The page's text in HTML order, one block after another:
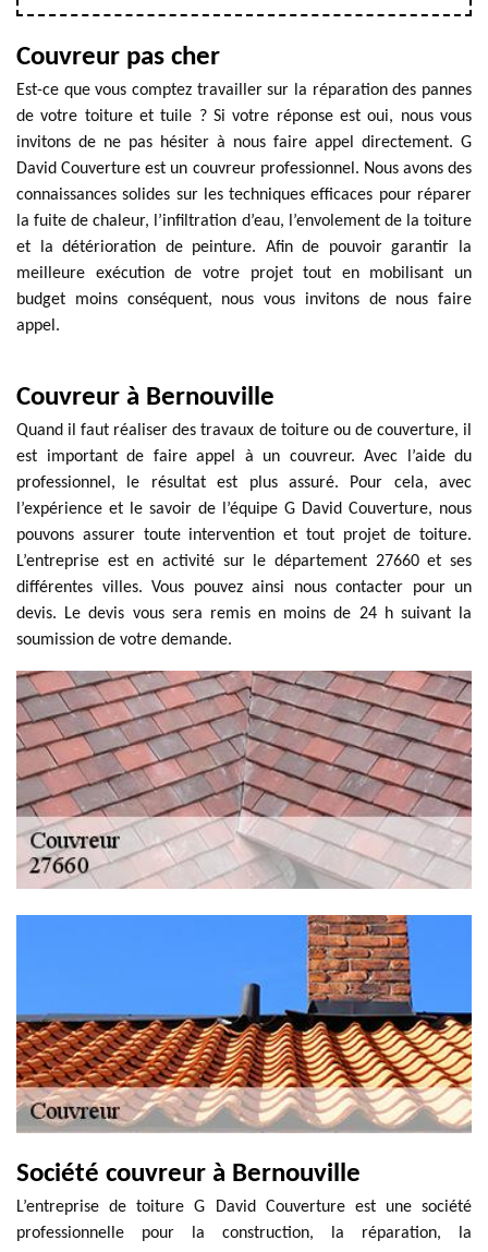
Couvreur pas cher
Est-ce que vous comptez travailler sur la réparation des pannes
de votre toiture et tuile ? Si votre réponse est oui, nous vous
invitons de ne pas hésiter à nous faire appel directement. G
David Couverture est un couvreur professionnel. Nous avons des
connaissances solides sur les techniques efficaces pour réparer
la fuite de chaleur, l’infiltration d’eau, l’envolement de la toiture
et la détérioration de peinture. Afin de pouvoir garantir la
meilleure exécution de votre projet tout en mobilisant un
budget moins conséquent, nous vous invitons de nous faire
appel.
Couvreur à Bernouville
Quand il faut réaliser des travaux de toiture ou de couverture, il
est important de faire appel à un couvreur. Avec l’aide du
professionnel, le résultat est plus assuré. Pour cela, avec
l’expérience et le savoir de l’équipe G David Couverture, nous
pouvons assurer toute intervention et tout projet de toiture.
L’entreprise est en activité sur le département 27660 et ses
différentes villes. Vous pouvez ainsi nous contacter pour un
devis. Le devis vous sera remis en moins de 24 h suivant la
soumission de votre demande.
Société couvreur à Bernouville
L’entreprise de toiture G David Couverture est une société
professionnelle pour la construction, la réparation, la